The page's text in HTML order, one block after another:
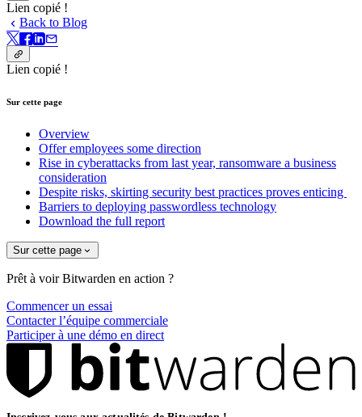
Lien copié !
Back to Blog
Lien copié !
Sur cette page
Overview
Offer employees some direction
Rise in cyberattacks from last year, ransomware a business
consideration
Despite risks, skirting security best practices proves enticing
Barriers to deploying passwordless technology
Download the full report
Sur cette page
Prêt à voir Bitwarden en action ?
Commencer un essai
Contacter l’équipe commerciale
Participer à une démo en direct